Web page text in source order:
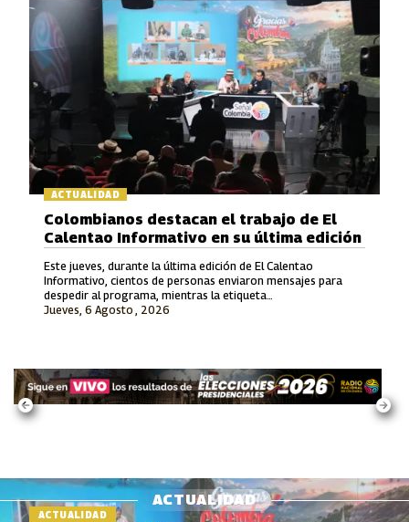
ACTUALIDAD
Jueves, 6 Agosto , 2026
Colombianos destacan el trabajo de El
Calentao Informativo en su última edición
Este jueves, durante la última edición de El Calentao
Informativo, cientos de personas enviaron mensajes para
despedir al programa, mientras la etiqueta
#ElCalentaoInformativo se convirtió en tendencia en redes
ACTUALIDAD
ACTUALIDAD